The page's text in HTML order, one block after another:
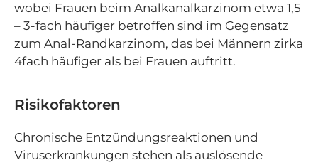
wobei Frauen beim Analkanalkarzinom etwa 1,5
– 3-fach häufiger betroffen sind im Gegensatz
zum Anal-Randkarzinom, das bei Männern zirka
4fach häufiger als bei Frauen auftritt.
Risikofaktoren
Chronische Entzündungsreaktionen und
Viruserkrankungen stehen als auslösende